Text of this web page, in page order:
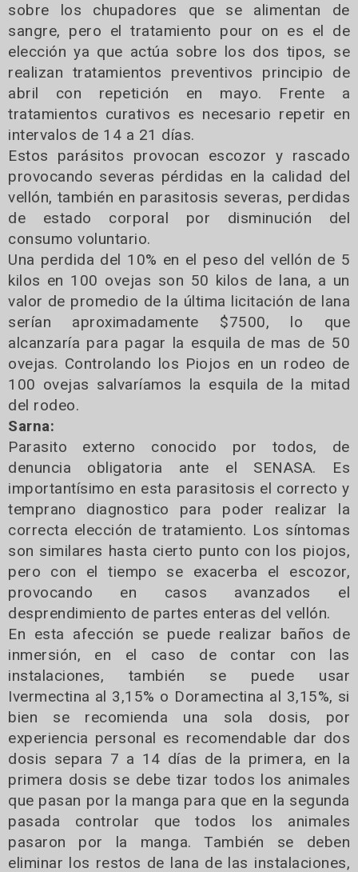
sobre los chupadores que se alimentan de
sangre, pero el tratamiento pour on es el de
elección ya que actúa sobre los dos tipos, se
realizan tratamientos preventivos principio de
abril con repetición en mayo. Frente a
tratamientos curativos es necesario repetir en
intervalos de 14 a 21 días.
Estos parásitos provocan escozor y rascado
provocando severas pérdidas en la calidad del
vellón, también en parasitosis severas, perdidas
de estado corporal por disminución del
consumo voluntario.
Una perdida del 10% en el peso del vellón de 5
kilos en 100 ovejas son 50 kilos de lana, a un
valor de promedio de la última licitación de lana
serían aproximadamente $7500, lo que
alcanzaría para pagar la esquila de mas de 50
ovejas. Controlando los Piojos en un rodeo de
100 ovejas salvaríamos la esquila de la mitad
del rodeo.
Sarna:
Parasito externo conocido por todos, de
denuncia obligatoria ante el SENASA. Es
importantísimo en esta parasitosis el correcto y
temprano diagnostico para poder realizar la
correcta elección de tratamiento. Los síntomas
son similares hasta cierto punto con los piojos,
pero con el tiempo se exacerba el escozor,
provocando en casos avanzados el
desprendimiento de partes enteras del vellón.
En esta afección se puede realizar baños de
inmersión, en el caso de contar con las
instalaciones, también se puede usar
Ivermectina al 3,15% o Doramectina al 3,15%, si
bien se recomienda una sola dosis, por
experiencia personal es recomendable dar dos
dosis separa 7 a 14 días de la primera, en la
primera dosis se debe tizar todos los animales
que pasan por la manga para que en la segunda
pasada controlar que todos los animales
pasaron por la manga. También se deben
eliminar los restos de lana de las instalaciones,